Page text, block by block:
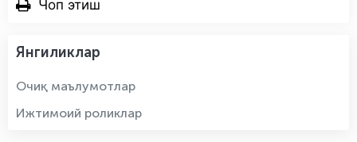
Чоп этиш
Янгиликлар
Очиқ маълумотлар
Ижтимоий роликлар